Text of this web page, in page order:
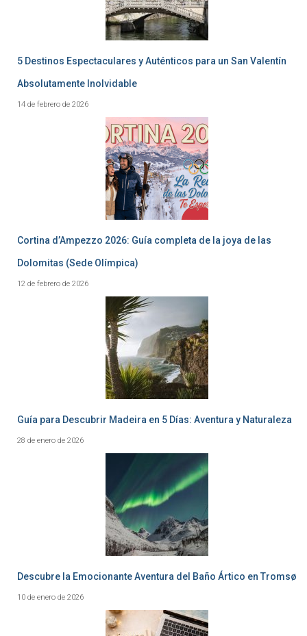
5 Destinos Espectaculares y Auténticos para un San Valentín
Absolutamente Inolvidable
14 de febrero de 2026
Cortina d’Ampezzo 2026: Guía completa de la joya de las
Dolomitas (Sede Olímpica)
12 de febrero de 2026
Guía para Descubrir Madeira en 5 Días: Aventura y Naturaleza
28 de enero de 2026
Descubre la Emocionante Aventura del Baño Ártico en Tromsø
10 de enero de 2026